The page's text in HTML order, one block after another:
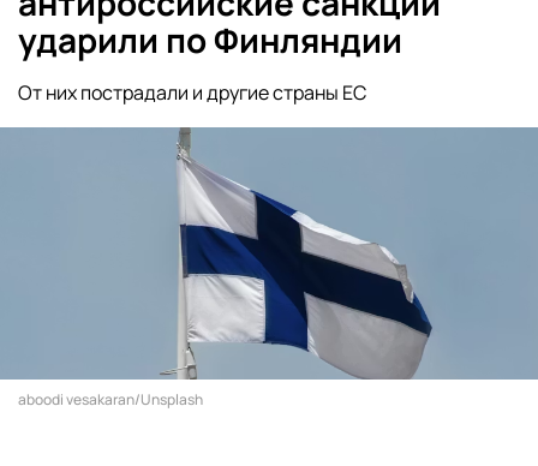
ударили по Финляндии
От них пострадали и другие страны ЕС
aboodi vesakaran/Unsplash